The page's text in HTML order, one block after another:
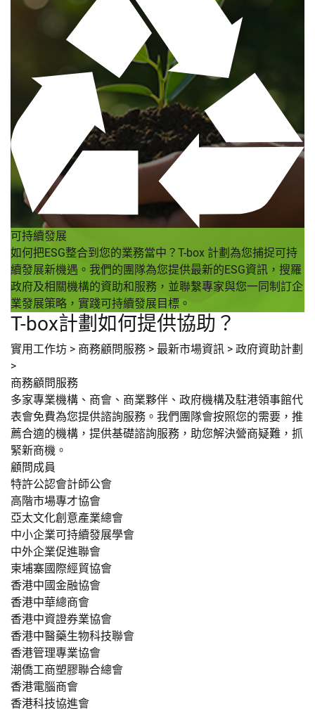
可持續發展
如何把ESG整合到您的業務當中？T-box 計劃為您捕捉可持
續發展新機遇。我們的團隊為您提供最新的ESG資訊，搜羅
政府及相關機構的資助和服務，並聯繫專家與您一同制訂企
業發展策略，實踐可持續發展目標。
T-box計劃如何提供協助？
實用工作坊 > 商務顧問服務 > 最新市場資訊 > 政府資助計劃
>
商務顧問服務
多家專業機構、商會、商業夥伴、政府機構及駐港領事館代
表會免費為您提供諮詢服務。我們團隊會按照您的需要，推
薦合適的機構，提供基礎諮詢服務，助您解決營商疑難，抓
緊新商機。
顧問成員
特許公認會計師公會
高階市場專才協會
亞太文化創意產業總會
中小企業可持續發展學會
中外企業促進聯會
柬埔寨國際經貿協會
香港中國金融協會
香港中華總商會
香港中資證券業協會
香港中醫藥生物科技聯會
香港管理專業協會
潮僑工商塑膠聯合總會
香港電腦商會
香港科技協進會